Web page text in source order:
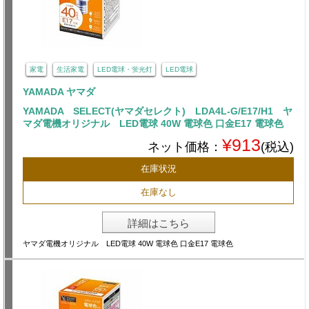
家電 生活家電 LED電球・蛍光灯 LED電球
YAMADA ヤマダ
YAMADA SELECT(ヤマダセレクト) LDA4L-G/E17/H1 ヤ
マダ電機オリジナル LED電球 40W 電球色 口金E17 電球色
ネット価格： ¥913(税込)
在庫状況
在庫なし
詳細はこちら
ヤマダ電機オリジナル LED電球 40W 電球色 口金E17 電球色